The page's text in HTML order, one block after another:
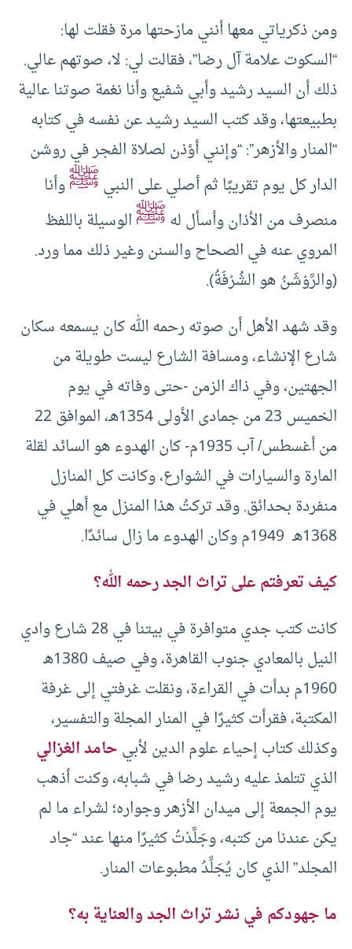
ومن ذكرياتي معها أنني مازحتها مرة فقلت لها:
“السكوت علامة آل رضا”، فقالت لي: لا، صوتهم عالي.
ذلك أن السيد رشيد وأبي شفيع وأنا نغمة صوتنا عالية
بطبيعتها، وقد كتب السيد رشيد عن نفسه في كتابه
“المنار والأزهر”: “وإنني أؤذن لصلاة الفجر في روشن
الدار كل يوم تقريبًا ثم أصلي على النبيﷺوأنا
منصرف من الأذان وأسأل لهﷺالوسيلة باللفظ
المروي عنه في الصحاح والسنن وغير ذلك مما ورد.
(والرَّوْشَنُ هو‏ الشُرْفَةُ).
وقد شهد الأهل أن صوته رحمه الله كان يسمعه سكان
شارع الإنشاء، ومسافة الشارع ليست طويلة من
الجهتين، وفي ذاك الزمن -حتى وفاته في يوم
الخميس 23 من جمادى الأولى 1354هـ، الموافق 22
من أغسطس/ آب 1935م- كان الهدوء هو السائد لقلة
المارة والسيارات في الشوارع، وكانت كل المنازل
منفردة بحدائق. وقد تركتُ هذا المنزل مع أهلي في
1368هـ 1949م وكان الهدوء ما زال سائدًا.
كيف تعرفتم على تراث الجد رحمه الله؟
كانت كتب جدي متوافرة في بيتنا في 28 شارع وادي
النيل بالمعادي جنوب القاهرة، وفي صيف 1380هـ
1960م بدأت في القراءة، ونقلت غرفتي إلى غرفة
المكتبة، فقرأت كثيرًا في المنار المجلة والتفسير،
وكذلك كتاب إحياء علوم الدين لأبيحامد الغزالي
الذي تتلمذ عليه رشيد رضا في شبابه، وكنت أذهب
يوم الجمعة إلى ميدان الأزهر وجواره؛ لشراء ما لم
يكن عندنا من كتبه، وجَلَّدْتُ كثيرًا منها عند “جاد
المجلد” الذي كان يُجَلِّدُ مطبوعات المنار.
ما جهودكم في نشر تراث الجد والعناية به؟